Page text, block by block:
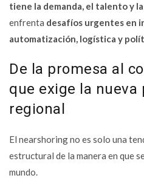
tiene la demanda, el talento y
enfrenta desafíos urgentes en
automatización, logística y
De la promesa al
que exige la nueva
regional
El nearshoring no es solo una
estructural de la manera en que
mundo.